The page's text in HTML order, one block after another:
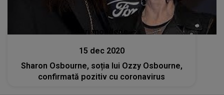
Stiri mondene
15 dec 2020
Sharon Osbourne, soția lui Ozzy Osbourne,
confirmată pozitiv cu coronavirus